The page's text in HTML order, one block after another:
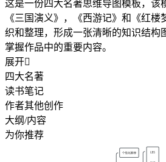
这是一份四大名著思维导图模板，该
《三国演义》，《西游记》和《红楼
织和整理，形成一张清晰的知识结构
掌握作品中的重要内容。
展开
四大名著
读书笔记
作者其他创作
大纲/内容
为你推荐